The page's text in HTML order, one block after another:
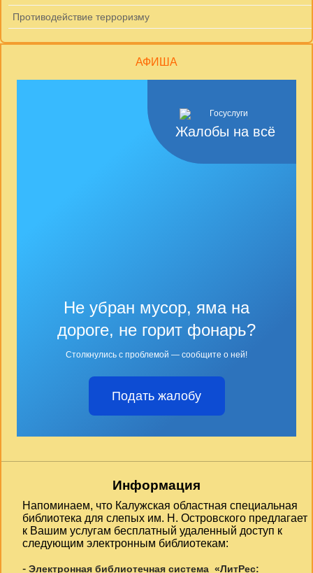
Противодействие терроризму
АФИША
Жалобы на всё
Не убран мусор, яма на
дороге, не горит фонарь?
Столкнулись с проблемой — сообщите о ней!
Подать жалобу
Информация
Напоминаем, что Калужская областная специальная
библиотека для слепых им. Н. Островского предлагает
к Вашим услугам бесплатный удаленный доступ к
следующим электронным библиотекам:
- Электронная библиотечная система «ЛитРес: